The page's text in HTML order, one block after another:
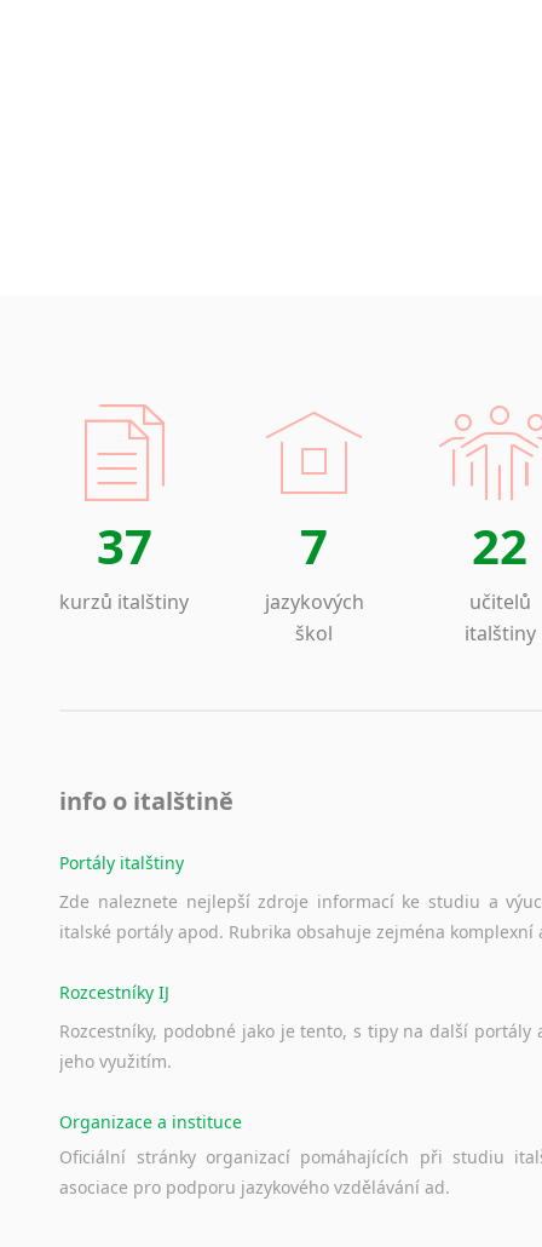
37
kurzů italštiny
7
jazykových
škol
22
učitelů
italštiny
info o italštině
Portály italštiny
Zde naleznete nejlepší zdroje informací ke studiu a
italské portály apod. Rubrika obsahuje zejména komplexní
Rozcestníky IJ
Rozcestníky, podobné jako je tento, s tipy na další portály
jeho využitím.
Organizace a instituce
Oficiální stránky organizací pomáhajících při studiu
asociace pro podporu jazykového vzdělávání ad.